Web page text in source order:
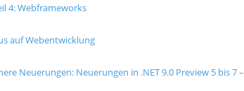
4: Webframeworks
auf Webentwicklung
Neuerungen: Neuerungen in .NET 9.0 Preview 5 bis 7 –